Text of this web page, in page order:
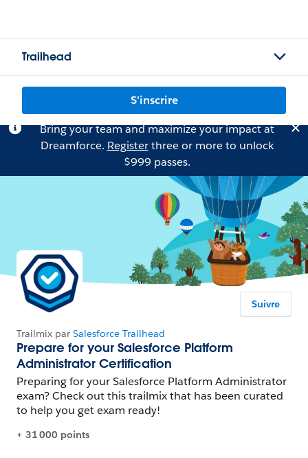
Trailhead
S'inscrire
Bring your team and maximize your impact at
Dreamforce. Registerthree or more to unlock
$999 passes.
Suivre